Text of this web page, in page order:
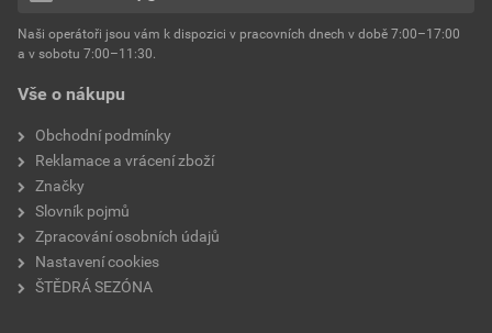
Environmentální prohlášení výrobku
Stáhnout
Velikost
hmotnost 25 kg
typ výrobku
faktor difuzního odporu
Vše o nákupu
Obchodní podmínky
Reklamace a vrácení zboží
Značky
Slovník pojmů
Zpracování osobních údajů
Nastavení cookies
ŠTĚDRÁ SEZÓNA
Naši operátoři jsou vám k dispozici v pracovních dnech v době 7:00–17:00
a v sobotu 7:00–11:30.